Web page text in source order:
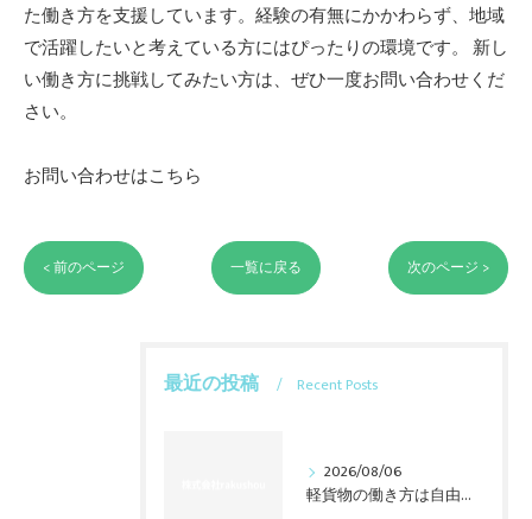
た働き方を支援しています。経験の有無にかかわらず、地域
で活躍したいと考えている方にはぴったりの環境です。 新し
い働き方に挑戦してみたい方は、ぜひ一度お問い合わせくだ
さい。
お問い合わせはこちら
< 前のページ 一覧に戻る 次のページ >
最近の投稿 Recent Posts
2026/08/06
軽貨物の働き方は自由だけじゃない？東海3県で始める前の本音